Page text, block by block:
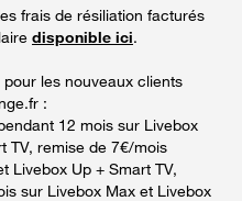
frais de résiliation facturés
disponible ici.
pour les nouveaux clients
:
12 mois sur Livebox
TV, remise de 7€/mois
Livebox Up + Smart TV,
sur Livebox Max et Livebox